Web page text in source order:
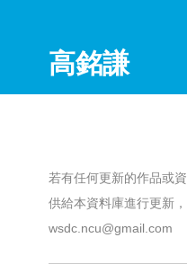
高銘謙
若有任何更新的作品或
供給本資料庫進行更新，
wsdc.ncu@gmail.com